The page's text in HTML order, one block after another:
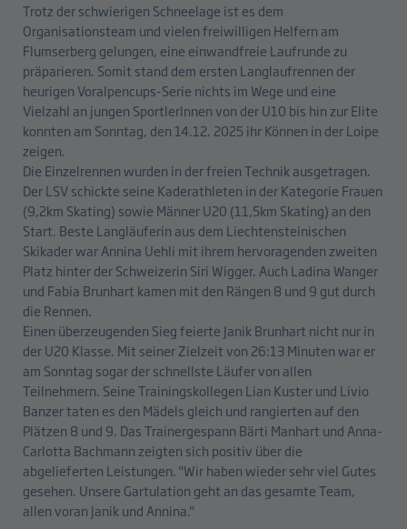
Trotz der schwierigen Schneelage ist es dem
Organisationsteam und vielen freiwilligen Helfern am
Flumserberg gelungen, eine einwandfreie Laufrunde zu
präparieren. Somit stand dem ersten Langlaufrennen der
heurigen Voralpencups-Serie nichts im Wege und eine
Vielzahl an jungen SportlerInnen von der U10 bis hin zur Elite
konnten am Sonntag, den 14.12. 2025 ihr Können in der Loipe
zeigen.
Die Einzelrennen wurden in der freien Technik ausgetragen.
Der LSV schickte seine Kaderathleten in der Kategorie Frauen
(9,2km Skating) sowie Männer U20 (11,5km Skating) an den
Start. Beste Langläuferin aus dem Liechtensteinischen
Skikader war Annina Uehli mit ihrem hervoragenden zweiten
Platz hinter der Schweizerin Siri Wigger. Auch Ladina Wanger
und Fabia Brunhart kamen mit den Rängen 8 und 9 gut durch
die Rennen.
Einen überzeugenden Sieg feierte Janik Brunhart nicht nur in
der U20 Klasse. Mit seiner Zielzeit von 26:13 Minuten war er
am Sonntag sogar der schnellste Läufer von allen
Teilnehmern. Seine Trainingskollegen Lian Kuster und Livio
Banzer taten es den Mädels gleich und rangierten auf den
Plätzen 8 und 9. Das Trainergespann Bärti Manhart und Anna-
Carlotta Bachmann zeigten sich positiv über die
abgelieferten Leistungen. "Wir haben wieder sehr viel Gutes
gesehen. Unsere Gartulation geht an das gesamte Team,
allen voran Janik und Annina."